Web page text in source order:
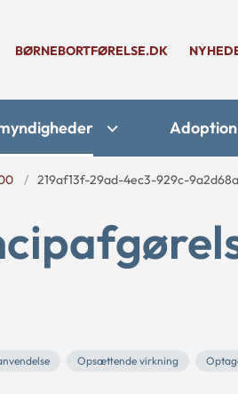
BØRNEBORTFØRELSE.DK
Adoption
219af13f-29ad-4ec3-929c-
Opsættende virkning